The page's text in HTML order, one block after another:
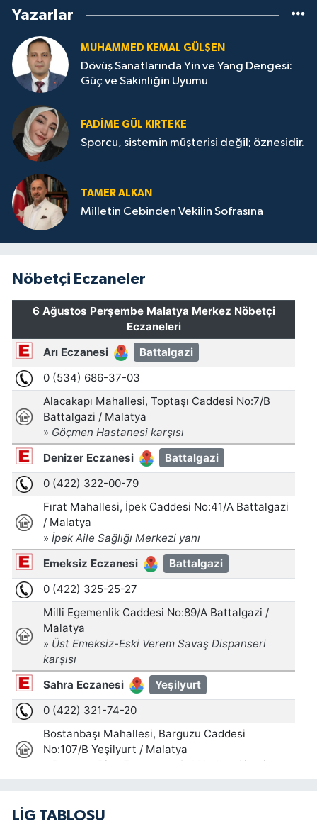
Yazarlar
MUHAMMED KEMAL GÜLŞEN
Dövüş Sanatlarında Yin ve Yang Dengesi:
Güç ve Sakinliğin Uyumu
FADIME GÜL KIRTEKE
Sporcu, sistemin müşterisi değil; öznesidir.
TAMER ALKAN
Milletin Cebinden Vekilin Sofrasına
Nöbetçi Eczaneler
LİG TABLOSU